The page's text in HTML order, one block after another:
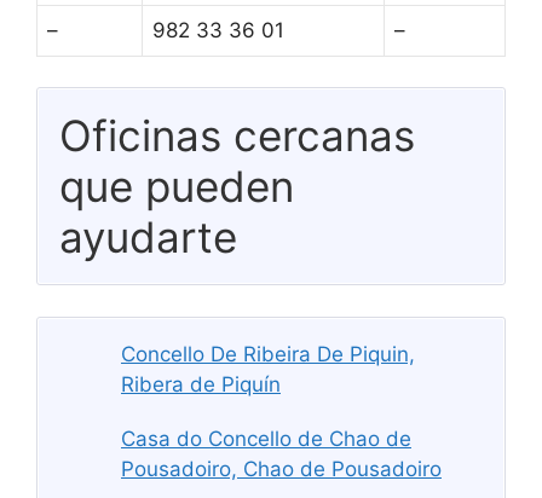
– 982 33 36 01 –
Oficinas cercanas
que pueden
ayudarte
Concello De Ribeira De Piquin,
Ribera de Piquín
Casa do Concello de Chao de
Pousadoiro, Chao de Pousadoiro